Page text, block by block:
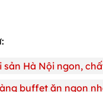
Hà Nội ngon,
buffet ăn ngon